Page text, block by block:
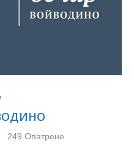
249 Опатрене